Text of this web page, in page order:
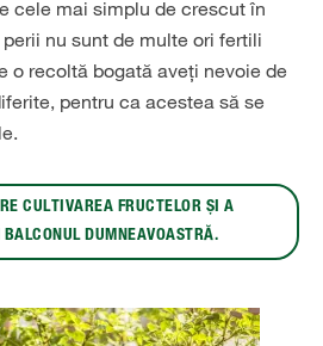
cele mai simplu de crescut în
nu sunt de multe ori fertili
o recoltă bogată aveți nevoie de
pentru ca acestea să se
CULTIVAREA FRUCTELOR ȘI A
DUMNEAVOASTRĂ.